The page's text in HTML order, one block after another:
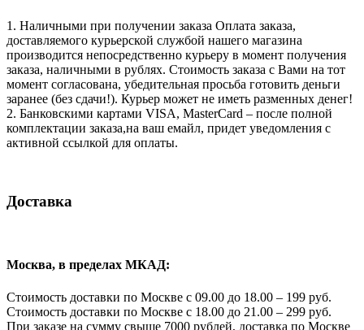
1. Наличными при получении заказа Оплата заказа,
доставляемого курьерской службой нашего магазина
производится непосредственно курьеру в момент получения
заказа, наличными в рублях. Стоимость заказа с Вами на тот
момент согласована, убедительная просьба готовить деньги
заранее (без сдачи!). Курьер может не иметь разменных денег!
2. Банковскими картами VISA, MasterCard – после полной
комплектации заказа,на ваш емайл, придет уведомления с
активной ссылкой для оплаты.
Доставка
Москва, в пределах МКАД:
Стоимость доставки по Москве с 09.00 до 18.00 – 199 руб.
Стоимость доставки по Москве с 18.00 до 21.00 – 299 руб.
При заказе на сумму свыше 7000 рублей, доставка по Москве